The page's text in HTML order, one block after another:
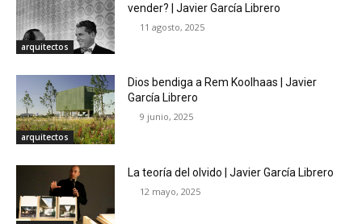
arquitectos
vender? | Javier García Librero
11 agosto, 2025
arquitectos
Dios bendiga a Rem Koolhaas | Javier
García Librero
9 junio, 2025
La teoría del olvido | Javier García Librero
12 mayo, 2025